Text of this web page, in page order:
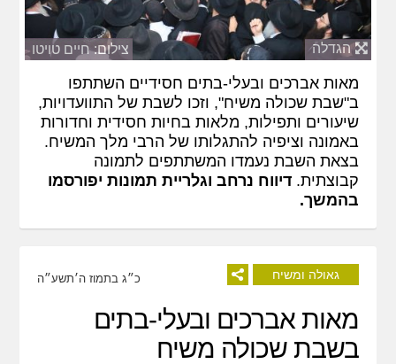
צילום: חיים טויטו הגדלה
מאות אברכים ובעלי-בתים חסידיים השתתפו
ב"שבת שכולה משיח", וזכו לשבת של התוועדויות,
שיעורים ותפילות, מלאות בחיות חסידית וחדורות
באמונה וציפיה להתגלותו של הרבי מלך המשיח.
בצאת השבת נעמדו המשתתפים לתמונה
קבוצתית.דיווח נרחב וגלריית תמונות יפורסמו
בהמשך.
גאולה ומשיח כ״ג בתמוז ה׳תשע״ה
מאות אברכים ובעלי-בתים
בשבת שכולה משיח